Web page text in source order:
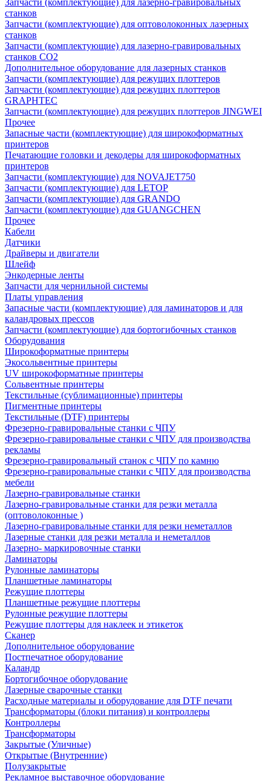
станков
Запчасти (комплектующие) для оптоволоконных лазерных
станков
Запчасти (комплектующие) для лазерно-гравировальных
станков CO2
Дополнительное оборудование для лазерных станков
Запчасти (комплектующие) для режущих плоттеров
Запчасти (комплектующие) для режущих плоттеров
GRAPHTEC
Запчасти (комплектующие) для режущих плоттеров JINGWEI
Прочее
Запасные части (комплектующие) для широкоформатных
принтеров
Печатающие головки и декодеры для широкоформатных
принтеров
Запчасти (комплектующие) для NOVAJET750
Запчасти (комплектующие) для LETOP
Запчасти (комплектующие) для GRANDO
Запчасти (комплектующие) для GUANGCHEN
Прочее
Кабели
Датчики
Драйверы и двигатели
Шлейф
Энкодерные ленты
Запчасти для чернильной системы
Платы управления
Запасные части (комплектующие) для ламинаторов и для
каландровых прессов
Запчасти (комплектующие) для бортогибочных станков
Оборудования
Широкоформатные принтеры
Экосольвентные принтеры
UV широкоформатные принтеры
Сольвентные принтеры
Текстильные (сублимационные) принтеры
Пигментные принтеры
Текстильные (DTF) принтеры
Фрезерно-гравировальные станки с ЧПУ
Фрезерно-гравировальные станки с ЧПУ для производства
рекламы
Фрезерно-гравировальный станок с ЧПУ по камню
Фрезерно-гравировальные станки с ЧПУ для производства
мебели
Лазерно-гравировальные станки
Лазерно-гравировальные станки для резки металла
(оптоволоконные )
Лазерно-гравировальные станки для резки неметаллов
Лазерные станки для резки металла и неметаллов
Лазерно- маркировочные станки
Ламинаторы
Рулонные ламинаторы
Планшетные ламинаторы
Режущие плоттеры
Планшетные режущие плоттеры
Рулонные режущие плоттеры
Режущие плоттеры для наклеек и этикеток
Сканер
Дополнительное оборудование
Постпечатное оборудование
Каландр
Бортогибочное оборудование
Лазерные сварочные станки
Расходные материалы и оборудование для DTF печати
Трансформаторы (блоки питания) и контроллеры
Контроллеры
Трансформаторы
Закрытые (Уличные)
Открытые (Внутренние)
Полузакрытые
Рекламное выставочное оборудование